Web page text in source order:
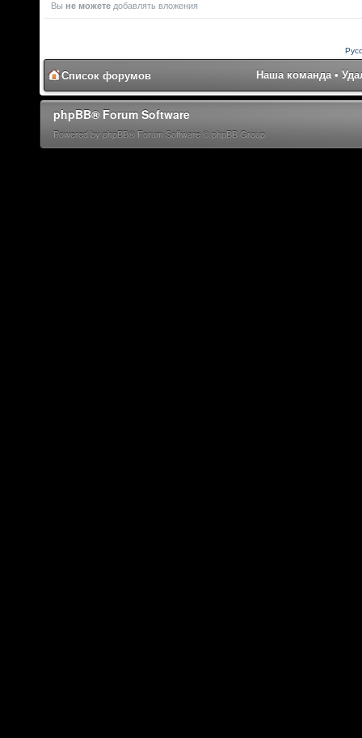
Вы не можете добавлять вложения
Список форумов Наша команда •
phpBB® Forum Software
Powered by phpBB® Forum Software © phpBB Group